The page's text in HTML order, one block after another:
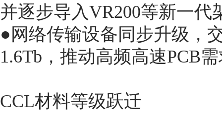
并逐步导入VR200等新一代
●网络传输设备同步升级，
1.6Tb，推动高频高速PCB
CCL材料等级跃迁